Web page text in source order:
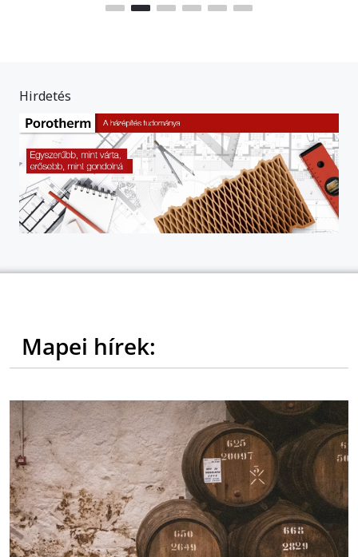
Hirdetés
Mapei hírek: